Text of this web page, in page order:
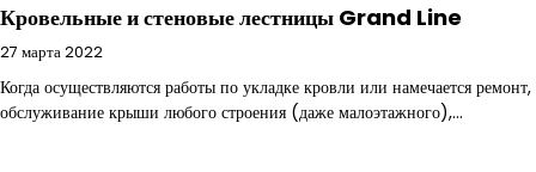
Кровельные и стеновые лестницы Grand Line
27 марта 2022
Когда осуществляются работы по укладке кровли или намечается ремонт,
обслуживание крыши любого строения (даже малоэтажного),…